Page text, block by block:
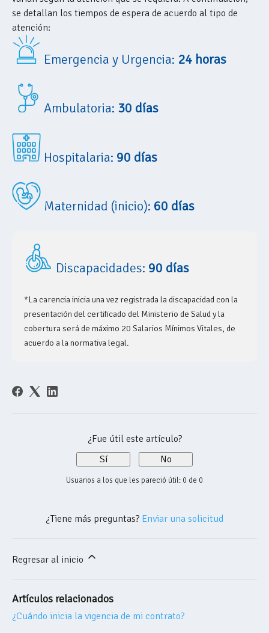
se detallan los tiempos de espera de acuerdo al tipo de
atención:
Emergencia y Urgencia: 24 horas
Ambulatoria: 30 días
Hospitalaria: 90 días
Maternidad (inicio): 60 días
Discapacidades: 90 días
*La carencia inicia una vez registrada la discapacidad con la
presentación del certificado del Ministerio de Salud y la
cobertura será de máximo 20 Salarios Mínimos Vitales, de
acuerdo a la normativa legal.
¿Fue útil este artículo?
Sí
No
Usuarios a los que les pareció útil: 0 de 0
¿Tiene más preguntas? Enviar una solicitud
Regresar al inicio
Artículos relacionados
¿Cuándo inicia la vigencia de mi contrato?